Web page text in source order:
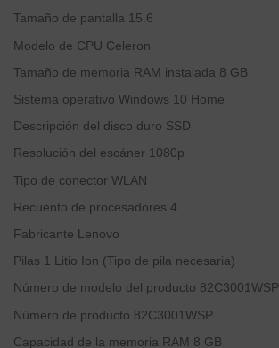
Tamaño de pantalla 15.6
Modelo de CPU Celeron
Tamaño de memoria RAM instalada 8 GB
Sistema operativo Windows 10 Home
Descripción del disco duro SSD
Resolución del escáner 1080p
Tipo de conector WLAN
Recuento de procesadores 4
Fabricante ‎Lenovo
Pilas ‎1 Litio Ion (Tipo de pila necesaria)
Número de modelo del producto ‎82C3001WSP
Número de producto ‎82C3001WSP
Capacidad de la memoria RAM ‎8 GB